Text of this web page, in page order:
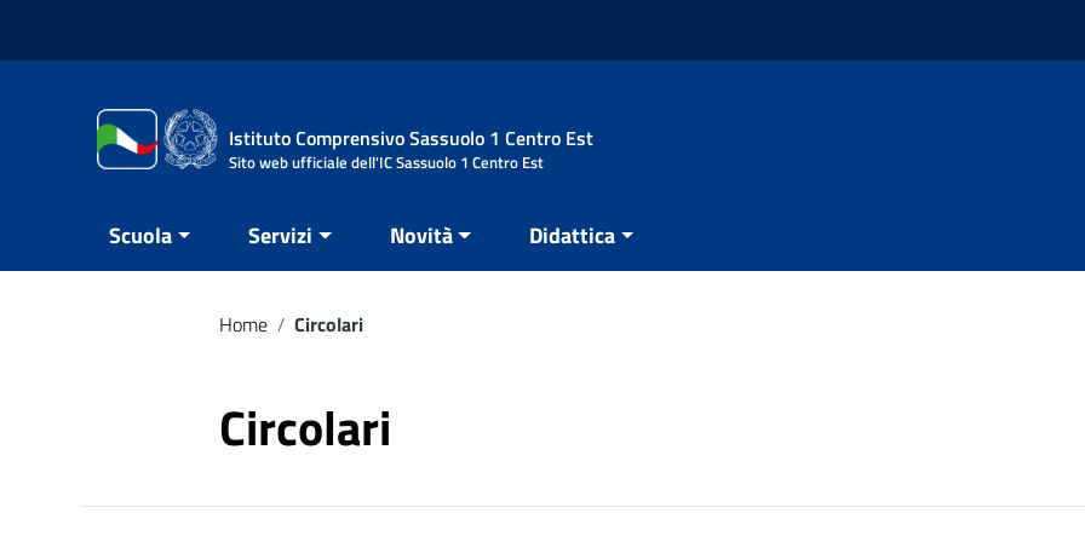
Istituto Comprensivo Sassuolo 1 Centro Est
Sito web ufficiale dell'IC Sassuolo 1 Centro Est
Scuola Servizi Novità Didattica
Home / Circolari
Circolari